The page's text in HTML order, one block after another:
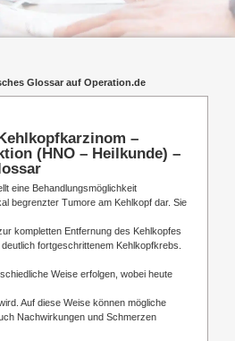
Glossar auf Operation.de
–
(HNO – Heilkunde) –
eine Behandlungsmöglichkeit
begrenzter Tumore am Kehlkopf dar. Sie
kompletten Entfernung des Kehlkopfes
fortgeschrittenem Kehlkopfkrebs.
Weise erfolgen, wobei heute
Auf diese Weise können mögliche
Nachwirkungen und Schmerzen